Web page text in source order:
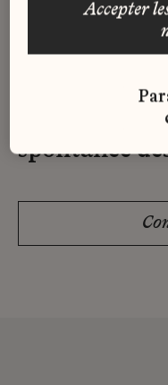
Vous n'avez
qui
Envoyez-
spontanée
accepter les cookies strictement